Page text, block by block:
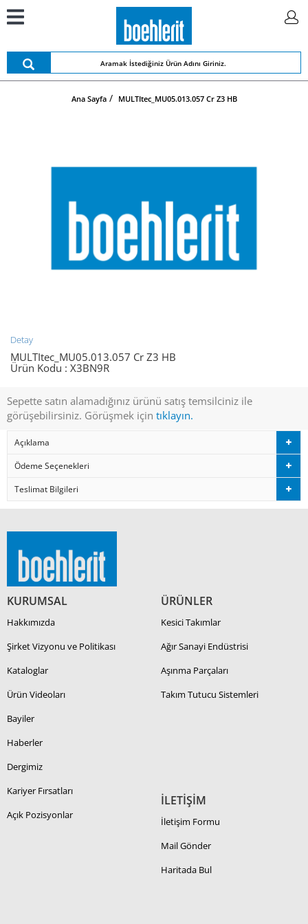
Ana Sayfa MULTItec_MU05.013.057 Cr Z3 HB
Detay
MULTItec_MU05.013.057 Cr Z3 HB
Ürün Kodu : X3BN9R
Sepette satın alamadığınız ürünü satış temsilciniz ile
görüşebilirsiniz. Görüşmek için tıklayın.
Açıklama
Ödeme Seçenekleri
Teslimat Bilgileri
KURUMSAL
Hakkımızda
Şirket Vizyonu ve Politikası
Kataloglar
Ürün Videoları
Bayiler
Haberler
Dergimiz
Kariyer Fırsatları
Açık Pozisyonlar
ÜRÜNLER
Kesici Takımlar
Ağır Sanayi Endüstrisi
Aşınma Parçaları
Takım Tutucu Sistemleri
İLETİŞİM
İletişim Formu
Mail Gönder
Haritada Bul